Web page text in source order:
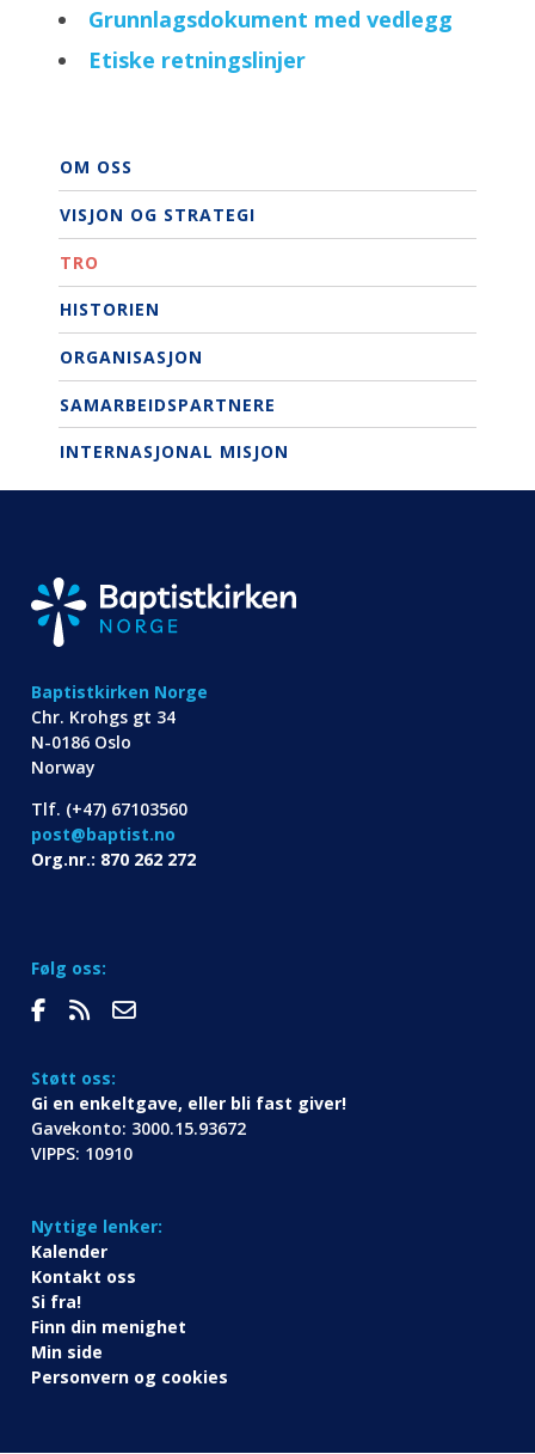
Grunnlagsdokument med vedlegg
Etiske retningslinjer
OM OSS
VISJON OG STRATEGI
TRO
HISTORIEN
ORGANISASJON
SAMARBEIDSPARTNERE
INTERNASJONAL MISJON
Baptistkirken Norge
Chr. Krohgs gt 34
N-0186 Oslo
Norway
Tlf. (+47) 67103560
post@baptist.no
Org.nr.: 870 262 272
Følg oss:
Støtt oss:
Gi en enkeltgave, eller bli fast giver!
Gavekonto: 3000.15.93672
VIPPS: 10910
Nyttige lenker:
Kalender
Kontakt oss
Si fra!
Finn din menighet
Min side
Personvern og cookies